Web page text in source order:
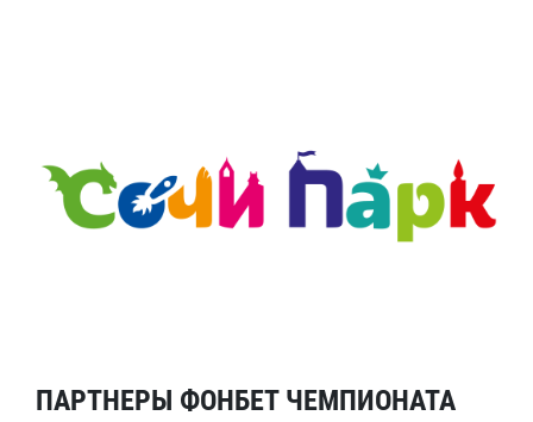
ПАРТНЕРЫ ФОНБЕТ ЧЕМПИОНАТА